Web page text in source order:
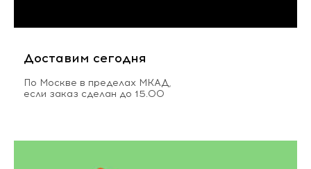
Доставим сегодня
По Москве в пределах МКАД,
если заказ сделан до 15.00